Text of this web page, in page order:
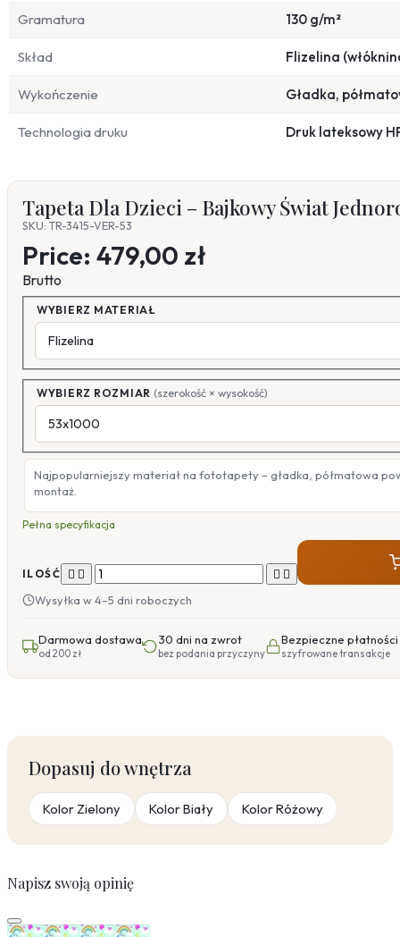
Gramatura 130 g/m²
Skład Flizelina
Wykończenie Gładka,
Technologia druku Druk lateksowy
Tapeta Dla Dzieci – Bajkowy Świat
SKU: TR-3415-VER-53
Price: 479,00 zł
Brutto
WYBIERZ MATERIAŁ
WYBIERZ ROZMIAR (szerokość × wysokość)
Najpopularniejszy materiał na fototapety – gładka, półmatowa
montaż.
Pełna specyfikacja
ILOŚĆ    
Wysyłka w 4–5 dni roboczych
Darmowa dostawa
od 200 zł
30 dni na zwrot
bez podania przyczyny
Bezpieczne płatności
szyfrowane transakcje
Dopasuj do wnętrza
Kolor Zielony Kolor Biały Kolor Różowy
Napisz swoją opinię